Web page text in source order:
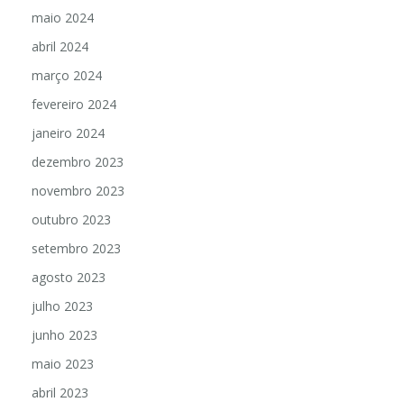
maio 2024
abril 2024
março 2024
fevereiro 2024
janeiro 2024
dezembro 2023
novembro 2023
outubro 2023
setembro 2023
agosto 2023
julho 2023
junho 2023
maio 2023
abril 2023